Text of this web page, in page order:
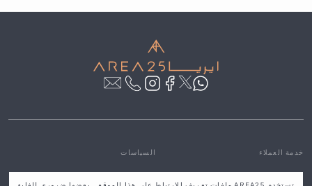
خدمة العملاء السياسات